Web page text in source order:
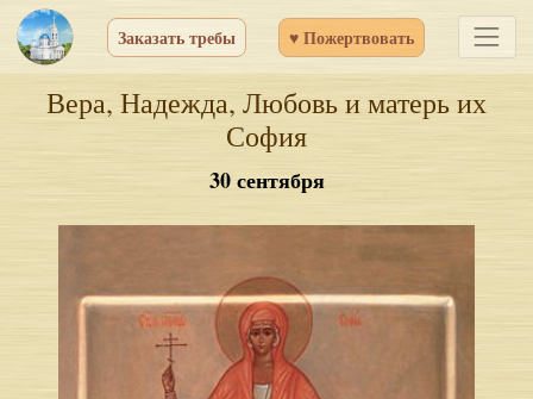
Заказать требы ♥ Пожертвовать
Вера, Надежда, Любовь и матерь их
София
30 сентября